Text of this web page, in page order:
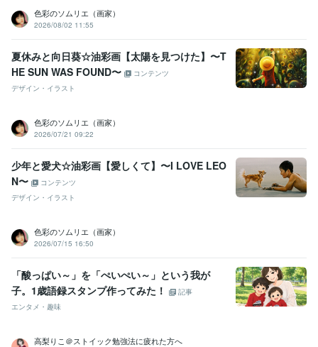
共感力:99年肯定力:99年
恋愛体質:99年爽やか:99年
逆思考:99年優しさ:99年
得意分野
悩み相談・カウンセリング アニメ鑑賞 怒ることが
よ✨
悩み相談・カウンセリング
色彩のソムリエ（画家）
2026/08/02 11:55
夏休みと向日葵☆油彩画【太陽を見つけた】〜T
HE SUN WAS FOUND〜
コンテンツ
デザイン・イラスト
色彩のソムリエ（画家）
2026/07/21 09:22
少年と愛犬☆油彩画【愛しくて】〜I LOVE LEO
N〜
コンテンツ
デザイン・イラスト
色彩のソムリエ（画家）
2026/07/15 16:50
「酸っぱい～」を「ぺいぺい～」という我が
子。1歳語録スタンプ作ってみた！
記事
エンタメ・趣味
高梨りこ＠ストイック勉強法に疲れた方へ